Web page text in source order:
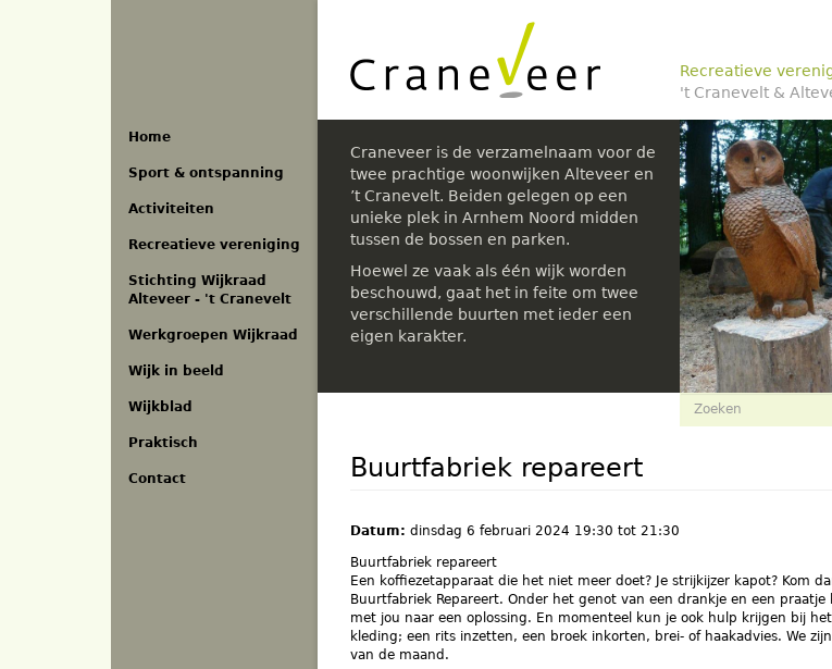
Home
Sport & ontspanning
Activiteiten
Recreatieve vereniging
Stichting Wijkraad
Alteveer - 't Cranevelt
Werkgroepen Wijkraad
Wijk in beeld
Wijkblad
Praktisch
Contact
Recreatieve
't Cranevelt &
Craneveer is de verzamelnaam voor de
twee prachtige woonwijken Alteveer en
’t Cranevelt. Beiden gelegen op een
unieke plek in Arnhem Noord midden
tussen de bossen en parken.
Hoewel ze vaak als één wijk worden
beschouwd, gaat het in feite om twee
verschillende buurten met ieder een
eigen karakter.
Zoekveld
Buurtfabriek repareert
Datum: dinsdag 6 februari 2024 19:30 tot 21:30
Buurtfabriek repareert
Een koffiezetapparaat die het niet meer doet? Je strijkijzer kapot? Kom
Buurtfabriek Repareert. Onder het genot van een drankje en een
met jou naar een oplossing. En momenteel kun je ook hulp krijgen bij
kleding; een rits inzetten, een broek inkorten, brei- of haakadvies. We
van de maand.